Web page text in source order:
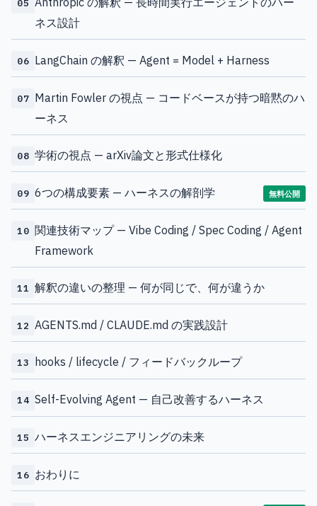
05
ネス設計
06 LangChain の解釈 — Agent = Model + Harness
07 Martin Fowler の視点 — コードベースが持つ暗黙のハ
ーネス
08 学術の視点 — arXiv論文と形式仕様化
09 6つの構成要素 — ハーネスの解剖学 無料公開
10 関連技術マップ — Vibe Coding / Spec Coding / Agent
Framework
11 解釈の違いの整理 — 何が同じで、何が違うか
12 AGENTS.md / CLAUDE.md の実践設計
13 hooks / lifecycle / フィードバックループ
14 Self-Evolving Agent — 自己改善するハーネス
15 ハーネスエンジニアリングの未来
16 おわりに